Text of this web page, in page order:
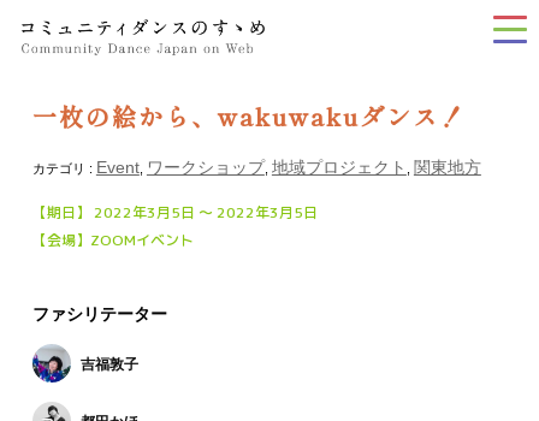
一枚の絵から、wakuwakuダンス！
カテゴリ : Event, ワークショップ 地域プロジェクト 関東地方
【期日】 2022年3月5日 〜 2022年3月5日
【会場】ZOOMイベント
ファシリテーター
吉福敦子